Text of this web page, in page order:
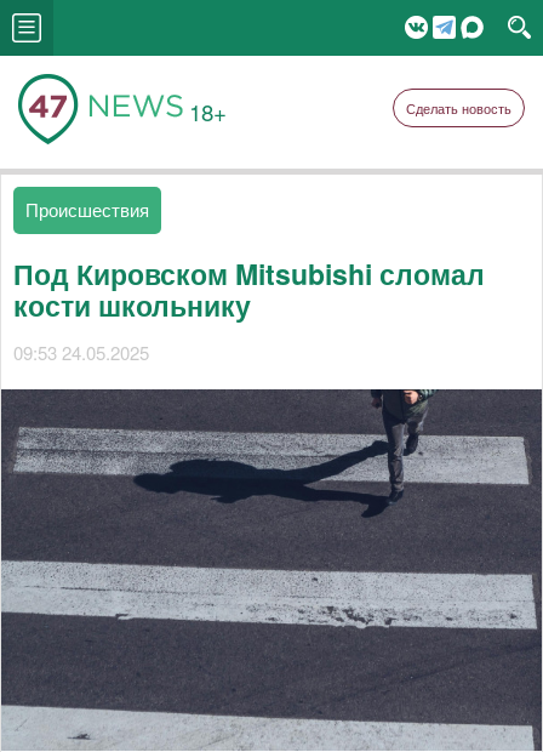
18+ Сделать новость
Происшествия
Под Кировском Mitsubishi сломал
кости школьнику
09:53 24.05.2025